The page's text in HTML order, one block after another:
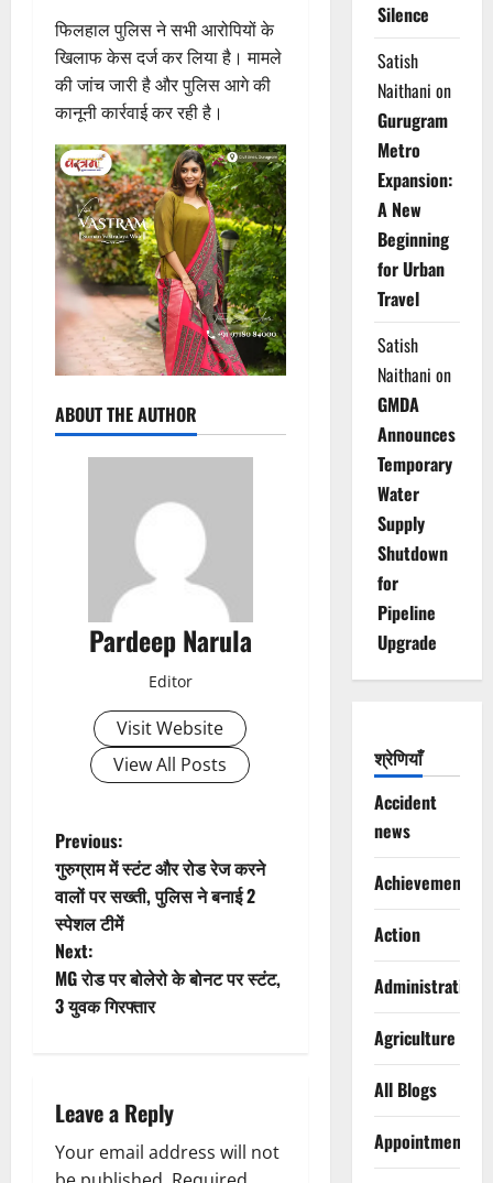
फिलहाल पुलिस ने सभी आरोपियों के
खिलाफ केस दर्ज कर लिया है। मामले
की जांच जारी है और पुलिस आगे की
कानूनी कार्रवाई कर रही है।
ABOUT THE AUTHOR
Pardeep Narula
Editor
Visit Website
View All Posts
P
o
s
t
v
i
Previous:
गुरुग्राम में स्टंट और रोड रेज करने
वालों पर सख्ती, पुलिस ने बनाई 2
स्पेशल टीमें
Next:
MG रोड पर बोलेरो के बोनट पर स्टंट,
3 युवक गिरफ्तार
Leave a Reply
Your email address will not
Silence
Satish
Naithani on
Gurugram
Metro
Expansion:
A New
Beginning
for Urban
Travel
Satish
Naithani on
GMDA
Announces
Temporary
Water
Supply
Shutdown
for
Pipeline
Upgrade
श्रेणियाँ
Accident
news
Achievements
Action
Administration
Agriculture
All Blogs
Appointments